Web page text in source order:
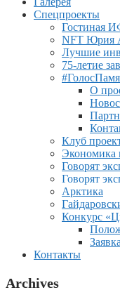
Спецпроекты
Гостиная
NFT Юрия
Лучшие
75-летие
О
Клуб
Экономика
Говорят
Говорят
Арктика
Конкурс
Контакты
Archives